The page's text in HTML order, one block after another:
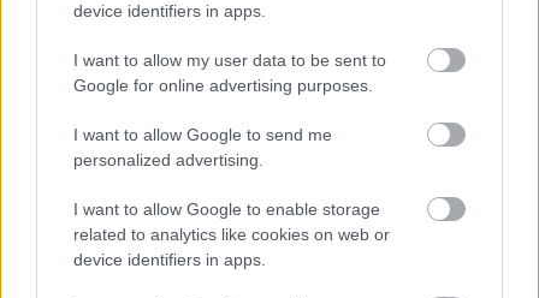
device identifiers in apps.
I want to allow my user data to be sent to
Google for online advertising purposes.
I want to allow Google to send me
personalized advertising.
I want to allow Google to enable storage
related to analytics like cookies on web or
device identifiers in apps.